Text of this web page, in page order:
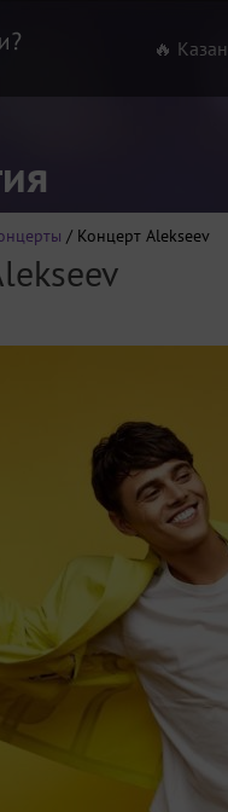
🔥
/ Концерт Alekseev